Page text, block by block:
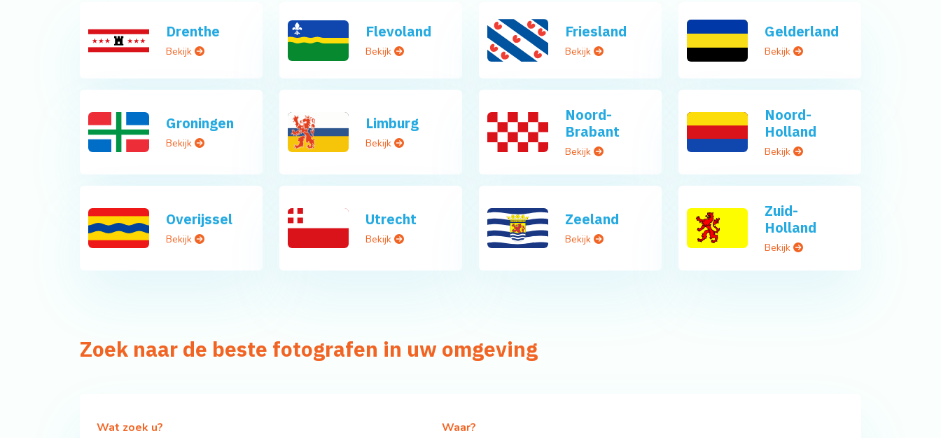
Drenthe
Bekijk
Flevoland
Bekijk
Friesland
Bekijk
Gelderland
Bekijk
Groningen
Bekijk
Limburg
Bekijk
Noord-
Brabant
Bekijk
Noord-
Holland
Bekijk
Overijssel
Bekijk
Utrecht
Bekijk
Zeeland
Bekijk
Zuid-
Holland
Bekijk
Zoek naar de beste fotografen in uw omgeving
Wat zoek u? Waar?